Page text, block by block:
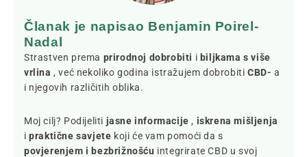
Članak je napisao Benjamin Poirel-
Nadal
Strastven prema prirodnoj dobrobiti i biljkama s više
vrlina , već nekoliko godina istražujem dobrobitiCBD- a
i njegovih različitih oblika.
Moj cilj? Podijeliti jasne informacije , iskrena mišljenja
ipraktične savjete koji će vam pomoći da s
povjerenjem i bezbrižnošću integrirate CBD u svoj